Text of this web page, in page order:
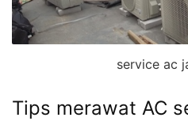
service ac
Tips merawat AC